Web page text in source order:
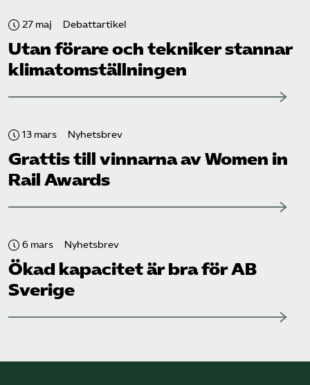
27 maj Debattartikel
Utan förare och tekniker stannar
klimat­omställningen
13 mars Nyhetsbrev
Grattis till vinnarna av Women in
Rail Awards
6 mars Nyhetsbrev
Ökad kapacitet är bra för AB
Sverige